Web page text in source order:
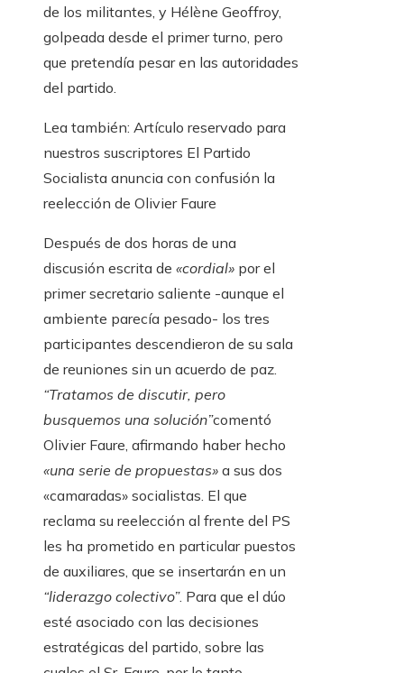
de los militantes, y Hélène Geoffroy,
golpeada desde el primer turno, pero
que pretendía pesar en las autoridades
del partido.
Lea también: Artículo reservado para
nuestros suscriptores El Partido
Socialista anuncia con confusión la
reelección de Olivier Faure
Después de dos horas de una
discusión escrita de «cordial» por el
primer secretario saliente -aunque el
ambiente parecía pesado- los tres
participantes descendieron de su sala
de reuniones sin un acuerdo de paz.
“Tratamos de discutir, pero
busquemos una solución”comentó
Olivier Faure, afirmando haber hecho
«una serie de propuestas» a sus dos
«camaradas» socialistas. El que
reclama su reelección al frente del PS
les ha prometido en particular puestos
de auxiliares, que se insertarán en un
“liderazgo colectivo”. Para que el dúo
esté asociado con las decisiones
estratégicas del partido, sobre las